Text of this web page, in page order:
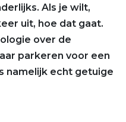
Als je wilt,
uit, hoe dat gaat.
over de
parkeren voor een
namelijk echt getuige